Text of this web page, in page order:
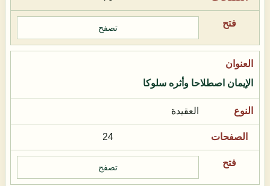
تصفح
الإيمان اصطلاحا وأثره سلوكا
العقيدة
24
تصفح